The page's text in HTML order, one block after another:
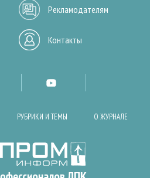
Рекламодателям
Контакты
РУБРИКИ И ТЕМЫ О ЖУРНАЛЕ